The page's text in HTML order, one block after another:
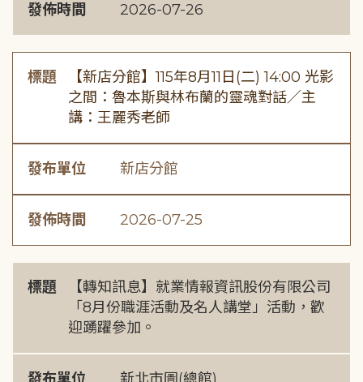
發佈時間 2026-07-26
標題
【新店分館】115年8月11日(二) 14:00 光影
之間：魯本斯與林布蘭的靈魂對話／主
講：王麗秀老師
發布單位 新店分館
發佈時間 2026-07-25
標題
【轉知訊息】就業情報資訊股份有限公司
「8月份職涯活動及名人講堂」活動，歡
迎踴躍參加。